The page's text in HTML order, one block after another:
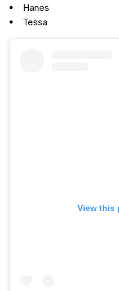
Hanes
Tessa
View this